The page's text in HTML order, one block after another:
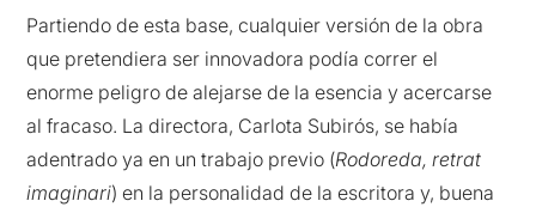
Partiendo de esta base, cualquier versión de la obra
que pretendiera ser innovadora podía correr el
enorme peligro de alejarse de la esencia y acercarse
al fracaso. La directora, Carlota Subirós, se había
adentrado ya en un trabajo previo (Rodoreda, retrat
imaginari) en la personalidad de la escritora y, buena